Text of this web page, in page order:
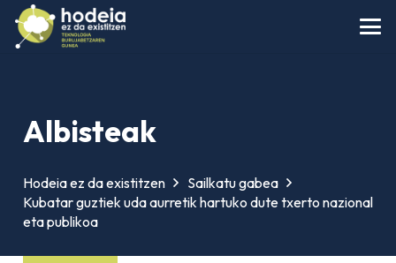
Albisteak
Hodeia ez da existitzen
Sailkatu gabea
Kubatar guztiek uda aurretik hartuko dute txerto nazional
eta publikoa